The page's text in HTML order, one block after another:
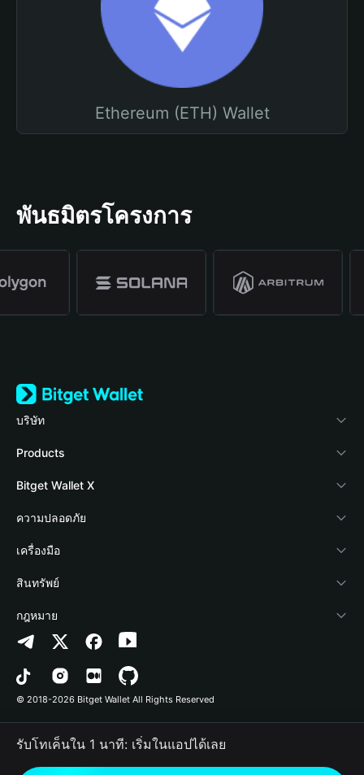
Ethereum (ETH) Wallet
พันธมิตรโครงการ
บริษัท
เกี่ยวกับ Bitget Wallet
Blog
Academy
ข่าวสารด้านคริปโต
ศูนย์ช่วยเหลือ
ติดต่อเรา
ทรัพยากรข้อมูลของแบรนด์
อาชีพ
Products
Crypto Card
Stablecoin Earn
Payfi Crypto
Crypto Swap API
Altcoin Season Index
Prediction Markets
DApp
RWA
Bitget Wallet X
นักพัฒนา
เชื่อมต่อ Wallet
Bitget Wallet Pay
ลิสต์โปรเจกต์
ความปลอดภัย
Protection Fund
เทคโนโลยีความปลอดภัย
เครื่องมือ
ซื้อคริปโต
การตรวจจับการอนุญาต
การตรวจจับสัญญา
การโอนเป็นชุด
สินทรัพย์
Arbitrum
Avalanche
Bitcoin
Polygon
กฎหมาย
นโยบายความเป็นส่วนตัว
ข้อตกลงในการใช้บริการ
© 2018-2026 Bitget Wallet All Rights Reserved
รับโทเค็นใน 1 นาที: เริ่มในแอปได้เลย